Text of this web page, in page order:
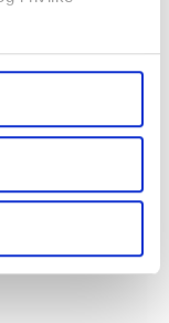
dine personlige
hvordan de skal
tilbake ditt
hk-nytt.no
(cookies) for å
at vi tilby
utarbeide